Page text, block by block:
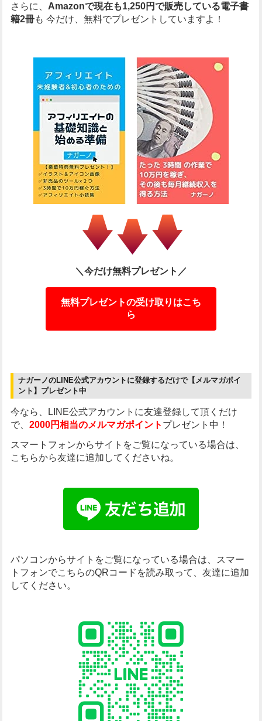
さらに、 Amazonで現在も1,250円で販売している電子書
籍2冊も 今だけ、無料でプレゼントしていますよ！
＼今だけ無料プレゼント／
無料プレゼントの受け取りはこち
ら
ナガーノのLINE公式アカウントに登録するだけで【メルマガポイ
ント】プレゼント中
今なら、LINE公式アカウントに友達登録して頂くだけ
で、 2000円相当のメルマガポイント プレゼント中！
スマートフォンからサイトをご覧になっている場合は、
こちらから友達に追加してくださいね。
パソコンからサイトをご覧になっている場合は、
スマー
トフォンでこちらのQRコードを読み取って、友達に追加
してください。